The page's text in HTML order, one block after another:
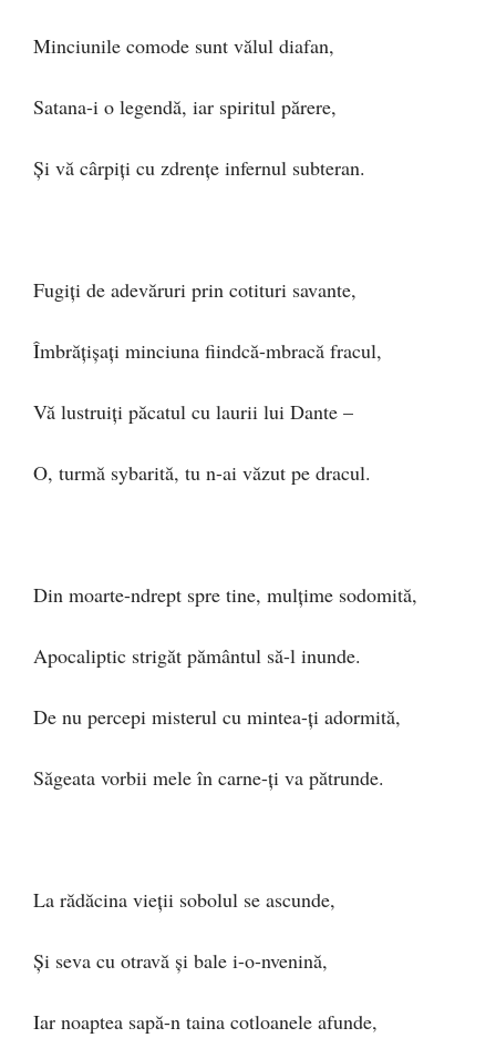
Minciunile comode sunt vălul diafan,
Satana-i o legendă, iar spiritul părere,
Și vă cârpiți cu zdrențe infernul subteran.
Fugiți de adevăruri prin cotituri savante,
Îmbrățișați minciuna fiindcă-mbracă fracul,
Vă lustruiți păcatul cu laurii lui Dante –
O, turmă sybarită, tu n-ai văzut pe dracul.
Din moarte-ndrept spre tine, mulțime sodomită,
Apocaliptic strigăt pământul să-l inunde.
De nu percepi misterul cu mintea-ți adormită,
Săgeata vorbii mele în carne-ți va pătrunde.
La rădăcina vieții sobolul se ascunde,
Și seva cu otravă și bale i-o-nvenină,
Iar noaptea sapă-n taina cotloanele afunde,